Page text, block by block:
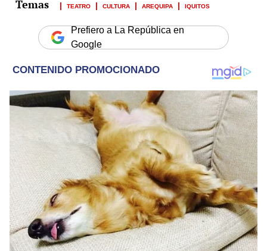
TEATRO CULTURA AREQUIPA IQUITOS
Prefiero a La República en
Google